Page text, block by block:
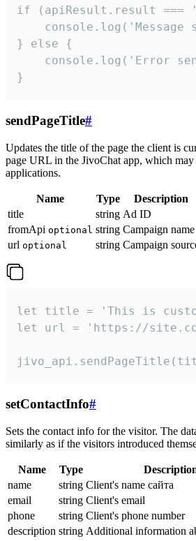
if (apiResult.result ===
console.log('Message
} else {
console.log('Error
}
sendPageTitle#
Updates the title of the page the client is
page URL in the JivoChat app, which
applications.
Name Type
Description
title
string Ad ID
fromApi optional string Campaign name
url optional string Campaign
let title = 'This is
let url = 'https://
setContactInfo#
Sets the contact info for the visitor. The
similarly as if the visitors introduced
Name Type
name
string Client's name сайта
email
string Client's email
phone
string Client's phone number
description string Additional information